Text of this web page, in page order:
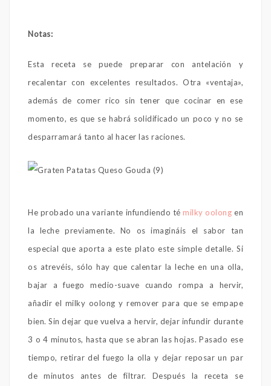
Notas:
Esta receta se puede preparar con antelación y
recalentar con excelentes resultados. Otra «ventaja»,
además de comer rico sin tener que cocinar en ese
momento, es que se habrá solidificado un poco y no se
desparramará tanto al hacer las raciones.
He probado una variante infundiendo té milky oolong en
la leche previamente. No os imagináis el sabor tan
especial que aporta a este plato este simple detalle. Si
os atrevéis, sólo hay que calentar la leche en una olla,
bajar a fuego medio-suave cuando rompa a hervir,
añadir el milky oolong y remover para que se empape
bien. Sin dejar que vuelva a hervir, dejar infundir durante
3 o 4 minutos, hasta que se abran las hojas. Pasado ese
tiempo, retirar del fuego la olla y dejar reposar un par
de minutos antes de filtrar. Después la receta se